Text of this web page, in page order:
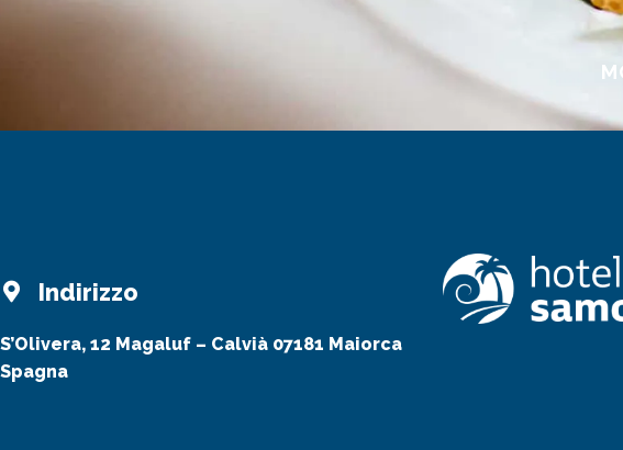
Indirizzo
S’Olivera, 12 Magaluf – Calvià 07181 Maiorca
Spagna